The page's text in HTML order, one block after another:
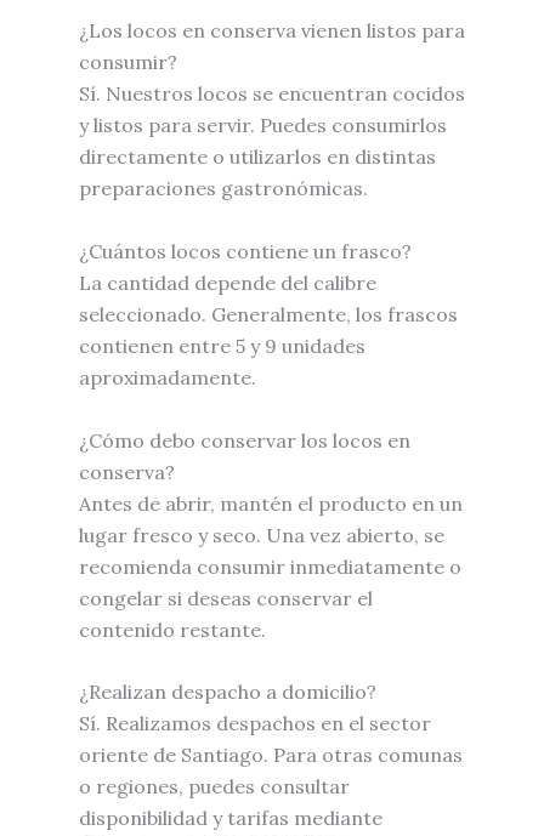
¿Los locos en conserva vienen listos para
consumir?
Sí. Nuestros locos se encuentran cocidos
y listos para servir. Puedes consumirlos
directamente o utilizarlos en distintas
preparaciones gastronómicas.
¿Cuántos locos contiene un frasco?
La cantidad depende del calibre
seleccionado. Generalmente, los frascos
contienen entre 5 y 9 unidades
aproximadamente.
¿Cómo debo conservar los locos en
conserva?
Antes de abrir, mantén el producto en un
lugar fresco y seco. Una vez abierto, se
recomienda consumir inmediatamente o
congelar si deseas conservar el
contenido restante.
¿Realizan despacho a domicilio?
Sí. Realizamos despachos en el sector
oriente de Santiago. Para otras comunas
o regiones, puedes consultar
disponibilidad y tarifas mediante